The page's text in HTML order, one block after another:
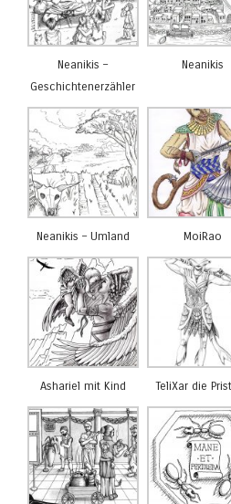
Neanikis –
Geschichtenerzähler
Neanikis
Neanikis – Umland MoiRao
Ashariel mit Kind TeliXar die